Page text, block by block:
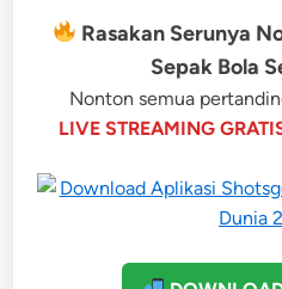
Rasakan Serunya
Sepak Bola
Nonton semua
LIVE STREAMING